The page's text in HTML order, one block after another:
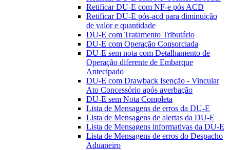
Retificar DU-E com NF-e pós ACD
Retificar DU-E pós-acd para diminuição
de valor e quantidade
DU-E com Tratamento Tributário
DU-E com Operação Consorciada
DU-E sem nota com Detalhamento de
Operação diferente de Embarque
Antecipado
DU-E com Drawback Isenção - Vincular
Ato Concessório após averbação
DU-E sem Nota Completa
Lista de Mensagens de erros da DU-E
Lista de Mensagens de alertas da DU-E
Lista de Mensagens informativas da DU-E
Lista de Mensagens de erros do Despacho
Aduaneiro